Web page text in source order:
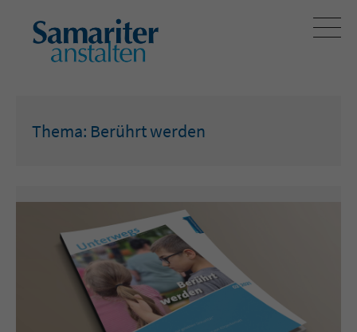
Thema: Berührt werden